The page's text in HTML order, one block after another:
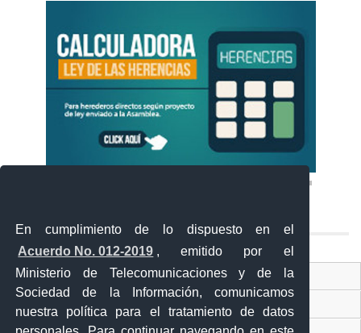
En cumplimiento de lo dispuesto en el
Acuerdo No. 012-2019 , emitido por el
Ministerio de Telecomunicaciones y de la
Sociedad de la Información, comunicamos
nuestra política para el tratamiento de datos
Ventanilla Única Virtual
Ventanilla Única de Comercio Exterior